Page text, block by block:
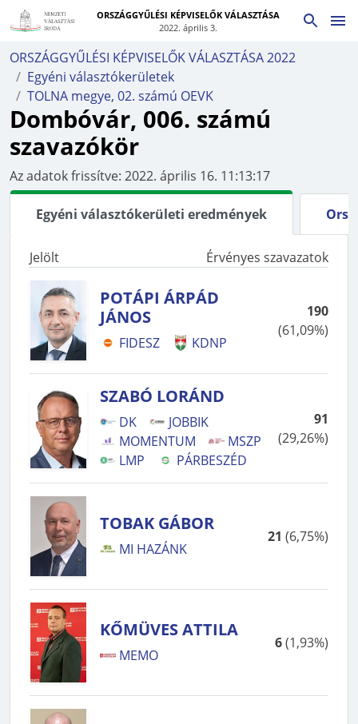
ORSZÁGGYŰLÉSI KÉPVISELŐK VÁLASZTÁSA
2022. április 3.
ORSZÁGGYŰLÉSI KÉPVISELŐK VÁLASZTÁSA 2022
Egyéni választókerületek
TOLNA megye, 02. számú OEVK
Dombóvár, 006. számú
szavazókör
Az adatok frissítve: 2022. április 16. 11:13:17
Egyéni választókerületi eredmények
Jelölt Érvényes szavazatok
POTÁPI ÁRPÁD
JÁNOS
FIDESZ KDNP
190
(61,09%)
SZABÓ LORÁND
DK
JOBBIK
MOMENTUM
MSZP
LMP
PÁRBESZÉD
91
(29,26%)
TOBAK GÁBOR
MI HAZÁNK
21 (6,75%)
KŐMÜVES ATTILA
MEMO
6(1,93%)